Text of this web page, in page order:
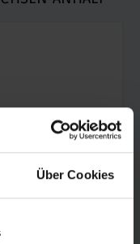
Über Cookies